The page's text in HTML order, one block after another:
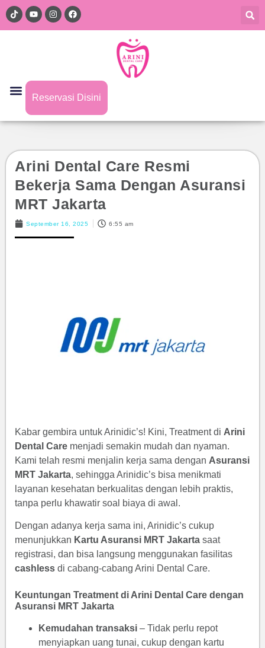
Reservasi Disini
Arini Dental Care Resmi
Bekerja Sama Dengan Asuransi
MRT Jakarta
September 16, 2025 6:55 am
Kabar gembira untuk Arinidic’s! Kini, Treatment di Arini
Dental Care menjadi semakin mudah dan nyaman.
Kami telah resmi menjalin kerja sama dengan Asuransi
MRT Jakarta, sehingga Arinidic’s bisa menikmati
layanan kesehatan berkualitas dengan lebih praktis,
tanpa perlu khawatir soal biaya di awal.
Dengan adanya kerja sama ini, Arinidic’s cukup
menunjukkan Kartu Asuransi MRT Jakarta saat
registrasi, dan bisa langsung menggunakan fasilitas
cashless di cabang-cabang Arini Dental Care.
Keuntungan Treatment di Arini Dental Care dengan
Asuransi MRT Jakarta
Kemudahan transaksi – Tidak perlu repot
menyiapkan uang tunai, cukup dengan kartu